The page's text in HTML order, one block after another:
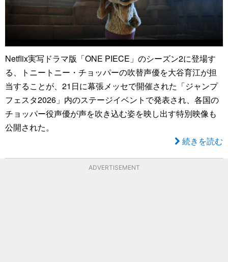
Netflix実写ドラマ版「ONE PIECE」のシーズン2に登場す
る、トニートニー・チョッパーの吹替声優を大谷育江が担
当することが、21日に幕張メッセで開催された「ジャンプ
フェスタ2026」内のステージイベントで発表され、各国の
チョッパー役声優が声を吹き込む姿を映し出す特別映像も
公開された。
続きを読む
ADVERTISEMENT